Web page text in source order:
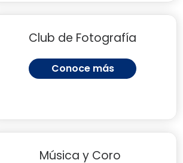
Club de Fotografía
Conoce más
Música y Coro